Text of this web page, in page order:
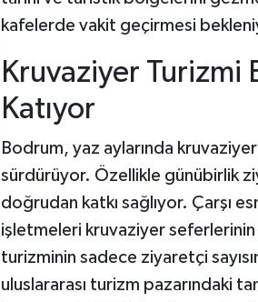
kafelerde vakit geçirmesi
Kruvaziyer Turizmi
Katıyor
Bodrum, yaz aylarında
sürdürüyor. Özellikle günübirlik
doğrudan katkı sağlıyor. Çarşı
işletmeleri kruvaziyer seferlerinin
turizminin sadece ziyaretçi
uluslararası turizm pazarındaki